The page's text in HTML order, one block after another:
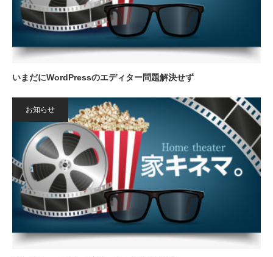
いまだにWordPressのエディター問題解決せず
お知らせ